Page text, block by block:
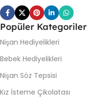
Popüler Kategoriler
Nişan Hediyelikleri
Bebek Hediyelikleri
Nişan Söz Tepsisi
Kız İsteme Çikolatası